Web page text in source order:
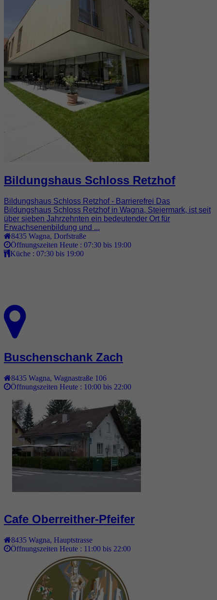
Bildungshaus Schloss Retzhof
Bildungshaus Schloss Retzhof - Barrierefrei Das
Bildungshaus Schloss Retzhof in Wagna, Steiermark, ist seit
über sieben Jahrzehnten ein bedeutender Ort für
Erwachsenenbildung und ...
8435 Wagna Dorfstraße
Öffnungszeiten Heute : 07:30 bis 19:00
Küche : 07:30 bis 19:00
Buschenschank Zach
8435 Wagna Wagnastraße 106
Öffnungszeiten Heute : 10:00 bis 22:00
Cafe Oberreither-Pfeifer
8435 Wagna Hauptstrasse
Öffnungszeiten Heute : 11:00 bis 22:00